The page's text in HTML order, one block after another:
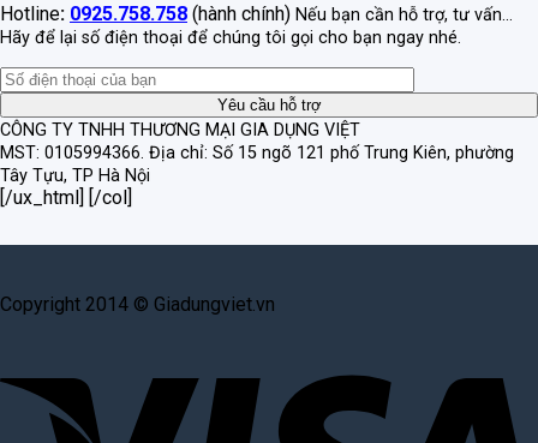
Hotline: 0925.758.758 (hành chính) Nếu bạn cần hỗ trợ, tư vấn...
Hãy để lại số điện thoại để chúng tôi gọi cho bạn ngay nhé.
CÔNG TY TNHH THƯƠNG MẠI GIA DỤNG VIỆT
MST: 0105994366. Địa chỉ: Số 15 ngõ 121 phố Trung Kiên, phường
Tây Tựu, TP Hà Nội
[/ux_html] [/col]
Copyright 2014 © Giadungviet.vn